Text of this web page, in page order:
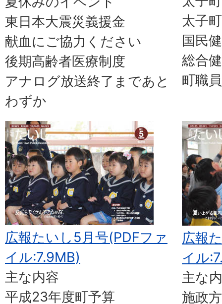
東日本大震災義援金
献血にご協力ください
後期高齢者医療制度
アナログ放送終了まであと
わずか
太子
国民
総合
町職
広報たいし5月号(PDFファ
イル:7.9MB)
主な内容
平成23年度町予算
広報
イル
主な
施政